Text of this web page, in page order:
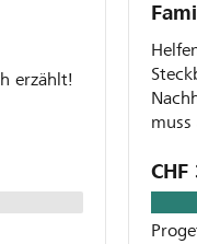
erzählt!
CHF